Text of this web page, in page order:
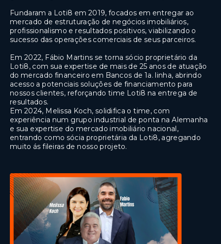
Fundaram a Loti8 em 2019, focados em entregar ao
mercado de estruturação de negócios imobiliários,
profissionalismo e resultados positivos, viabilizando o
sucesso das operações comerciais de seus parceiros.
Em 2022, Fábio Martins se torna sócio proprietário da
Loti8, com sua expertise de mais de 25 anos de atuação
do mercado financeiro em Bancos de 1a. linha, abrindo
acesso a potenciais soluções de financiamento para
nossos clientes, reforçando time Loti8 na entrega de
resultados.
Em 2024, Melissa Koch, solidifica o time, com
experiência num grupo industrial de ponta na Alemanha
e sua expertise do mercado imobiliário nacional,
entrando como sócia proprietária da Loti8, agregando
muito ás fileiras de nosso projeto.